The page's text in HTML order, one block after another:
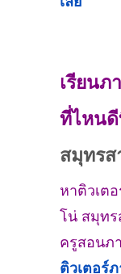
เรียนภ
ที่ไหน
สมุทรส
หาติวเต
โน่ สมุทร
ครูสอนภ
ติวเตอร์